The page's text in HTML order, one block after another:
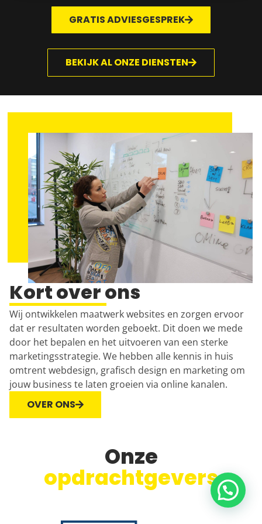
GRATIS ADVIESGESPREK
BEKIJK AL ONZE DIENSTEN
Kort over ons
Wij ontwikkelen maatwerk websites en zorgen ervoor
dat er resultaten worden geboekt. Dit doen we mede
door het bepalen en het uitvoeren van een sterke
marketingsstrategie. We hebben alle kennis in huis
omtrentwebdesign, grafisch design en marketing om
jouw business te laten groeien via online kanalen.
OVER ONS
Onze
opdrachtgevers